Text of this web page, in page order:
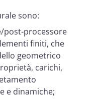
sono:
post-processore
finiti, che
geometrico
carichi,
e dinamiche;